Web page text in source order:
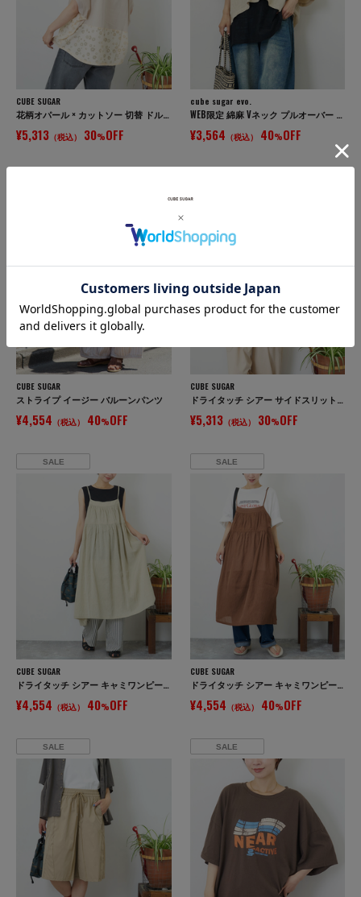
CUBE SUGAR
花柄オパール × カットソー 切替 ドルマン Tシャツ
¥5,313 （税込） 30%OFF
cube sugar evo.
WEB限定 綿麻 Vネック プルオーバー シャツ
¥3,564 （税込） 40%OFF
CUBE SUGAR
ストライプ イージー バルーンパンツ
¥4,554 （税込） 40%OFF
CUBE SUGAR
ドライタッチ シアー サイドスリット テーラード ジャケット
¥5,313（税込） 30%OFF
SALE
CUBE SUGAR
ドライタッチ シアー キャミワンピース
¥4,554 （税込） 40%OFF
SALE
CUBE SUGAR
ドライタッチ シアー キャミワンピース
¥4,554 （税込） 40%OFF
SALE SALE